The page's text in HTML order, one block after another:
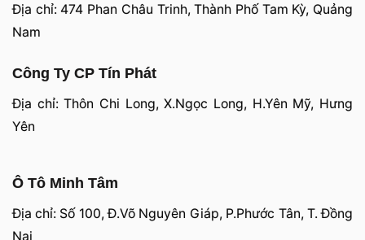
Địa chỉ: 474 Phan Châu Trinh, Thành Phố Tam Kỳ, Quảng
Nam
Công Ty CP Tín Phát
Địa chỉ: Thôn Chi Long, X.Ngọc Long, H.Yên Mỹ, Hưng
Yên
Ô Tô Minh Tâm
Địa chỉ: Số 100, Đ.Võ Nguyên Giáp, P.Phước Tân, T. Đồng
Nai